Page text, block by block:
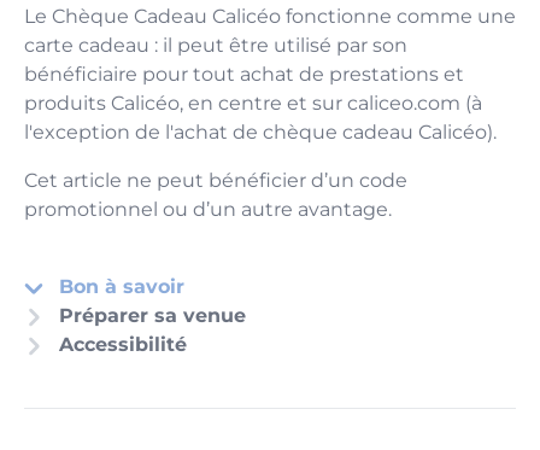
Le Chèque Cadeau Calicéo fonctionne comme une
carte cadeau : il peut être utilisé par son
bénéficiaire pour tout achat de prestations et
produits Calicéo, en centre et sur caliceo.com (à
l'exception de l'achat de chèque cadeau Calicéo).
Cet article ne peut bénéficier d’un code
promotionnel ou d’un autre avantage.
Bon à savoir
Préparer sa venue
Accessibilité